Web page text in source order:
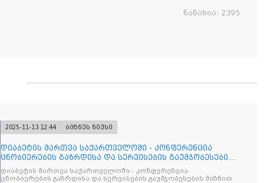
ნანახია: 2395
2025-11-13 12:44 ბიზნეს ნიუსი
დიაბეტის მართვა საქართველოში - კონფერენცია
ცნობიერების გაზრდისა და სერვისების გაუმჯობესების
მიზნით
დიაბეტის მართვა საქართველოში - კონფერენცია
ცნობიერების გაზრდისა და სერვისების გაუმჯობესების მიზნით